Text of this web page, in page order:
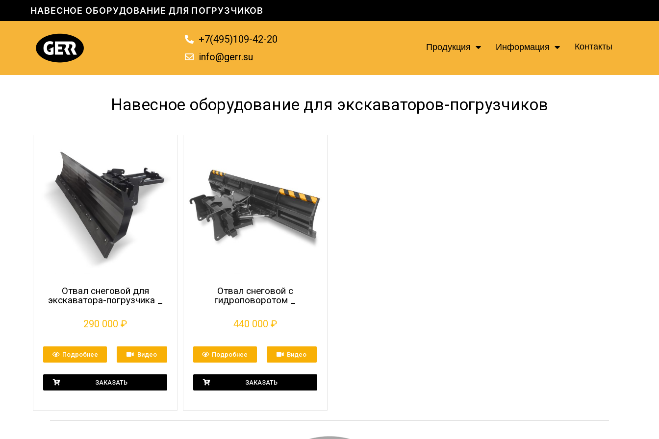
НАВЕСНОЕ ОБОРУДОВАНИЕ ДЛЯ ПОГРУЗЧИКОВ
+7(495)109-42-20
info@gerr.su
Продукция Информация Контакты
Навесное оборудование для экскаваторов-погрузчиков
Отвал снеговой для
экскаватора-погрузчика _
290 000 ₽
Подробнее Видео
ЗАКАЗАТЬ
Отвал снеговой с
гидроповоротом _
440 000 ₽
Подробнее Видео
ЗАКАЗАТЬ